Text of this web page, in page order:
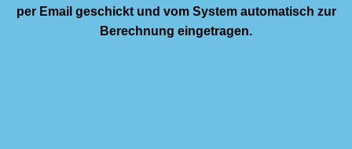
per Email geschickt und vom System automatisch zur
Berechnung eingetragen.